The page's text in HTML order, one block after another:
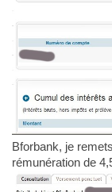
Bforbank, je
rémunération de